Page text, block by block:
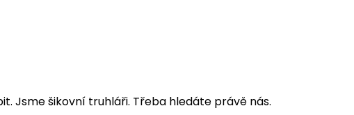
Jsme šikovní truhláři. Třeba hledáte právě nás.